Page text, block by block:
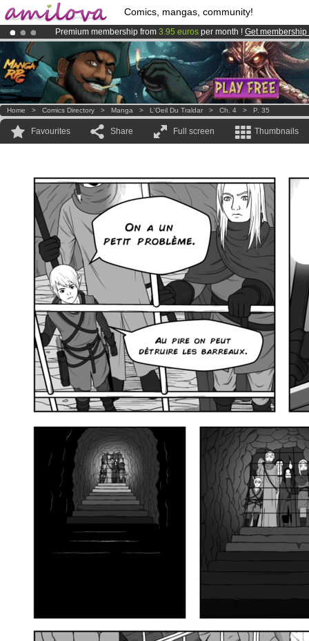
Comics, mangas, community!
Premium membership from 3.95 euros per month ! Get membership
AmilovaKickstarter is now LIVE!.
Already 100000membersand 1000 comics & mangas!.
Home > Comics Directory > Manga > L'Oeil Du Traldar > Ch. 4 > P. 35
Favourites Share Full screen Thumbnails